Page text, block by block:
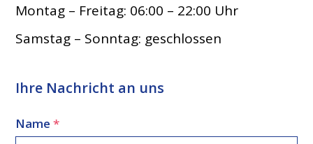
Montag – Freitag: 06:00 – 22:00 Uhr
Samstag – Sonntag: geschlossen
Ihre Nachricht an uns​
Formular überspringen
Name *